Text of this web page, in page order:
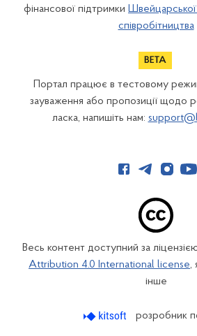
фінансової підтримки Швейцарської
співробітництва
Портал працює в тестовому
зауваження або пропозиції щодо
ласка, напишіть нам:
Весь контент доступний за
Attribution 4.0 International license,
інше
розробник